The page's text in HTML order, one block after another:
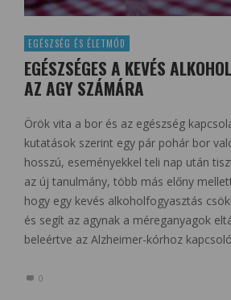
EGÉSZSÉG ÉS ÉLETMÓD
EGÉSZSÉGES A KEVÉS
AZ AGY SZÁMÁRA
Örök vita a bor és az egészség
kutatások szerint egy pár pohár bor
hosszú, eseményekkel teli nap után
az új tanulmány, több más előny
hogy egy kevés alkoholfogyasztás
és segít az agynak a méreganyagok
beleértve az Alzheimer-kórhoz
0